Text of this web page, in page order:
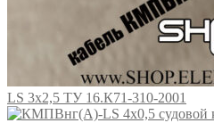
LS 3х2,5 ТУ 16.К71-310-2001